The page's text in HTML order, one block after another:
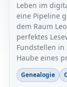
Leben im
eine Pipeline
dem Raum
perfektes
Fundstellen
Haube eines
Genealogie